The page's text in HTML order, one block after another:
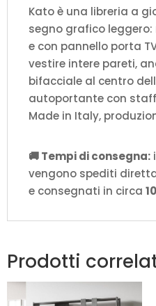
Kato è una libreria a
segno grafico
e con pannello porta
vestire intere pareti,
bifacciale al centro
autoportante con
Made in Italy,
🚚 Tempi di consegna:
vengono spediti
e consegnati in circa
Prodotti